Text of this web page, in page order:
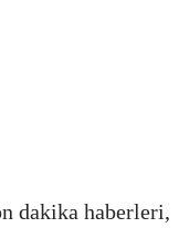
dakika haberleri,